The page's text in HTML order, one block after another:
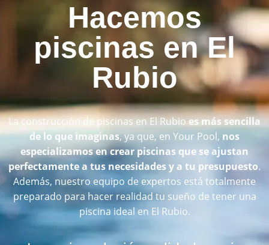
Hacemos
piscinas en El
Rubio
La construcción de piscinas en El Rubioes más sencilla
de lo que imaginas, ya que, en Your Pool, nos
especializamos en crear piscinas que se ajustan
perfectamente a tus necesidades y a tu presupuesto.
Además, nuestro equipo de expertos está totalmente
preparado para hacer realidad tu sueño de tener una
piscina ideal en El Rubio.